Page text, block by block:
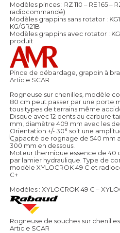
Modèles pinces : RZ 110 – RE 165 –
radiocommandé)
Modèles grappins sans rotator :
KG/GR21B
Modèles grappins avec rotator :
produit
Pince de débardage, grappin à
Article SCAR
Rogneuse sur chenilles, modèle
80 cm peut passer par une porte
tous types de terrains même
Disque avec 12 dents au carbure
mm, diamètre 409 mm avec les
Orientation +/- 30° soit une
Capacité de rognage de 540 mm
300 mm en dessous.
Moteur thermique essence de 40
par lamier hydraulique. Type de
modèle XYLOCROK 49 C et
C+
Modèles : XYLOCROK 49 C –
Rogneuse de souches sur
Article SCAR